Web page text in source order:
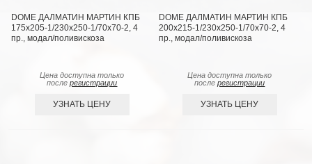
DOME ДАЛМАТИН МАРТИН КПБ
175х205-1/230х250-1/70х70-2, 4
пр., модал/поливискоза
Цена доступна только
послерегистрации
УЗНАТЬ ЦЕНУ
DOME ДАЛМАТИН МАРТИН КПБ
200х215-1/230х250-1/70х70-2, 4
пр., модал/поливискоза
Цена доступна только
послерегистрации
УЗНАТЬ ЦЕНУ